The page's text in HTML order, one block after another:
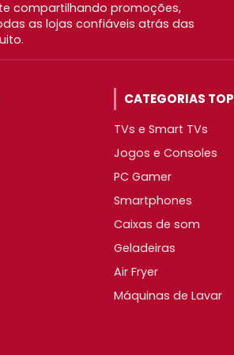
compartilhando promoções,
as lojas confiáveis atrás das
CATEGORIAS TOP
TVs e Smart TVs
Jogos e Consoles
PC Gamer
Smartphones
Caixas de som
Geladeiras
Air Fryer
Máquinas de Lavar